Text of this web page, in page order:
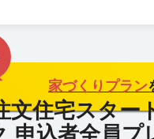
家づくりプラン